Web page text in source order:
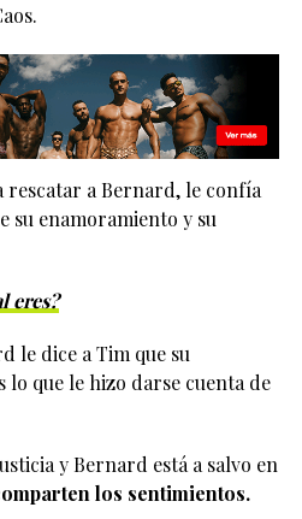
rescatar a Bernard, le confía
su enamoramiento y su
eres?
le dice a Tim que su
que le hizo darse cuenta de
y Bernard está a salvo en
los sentimientos.